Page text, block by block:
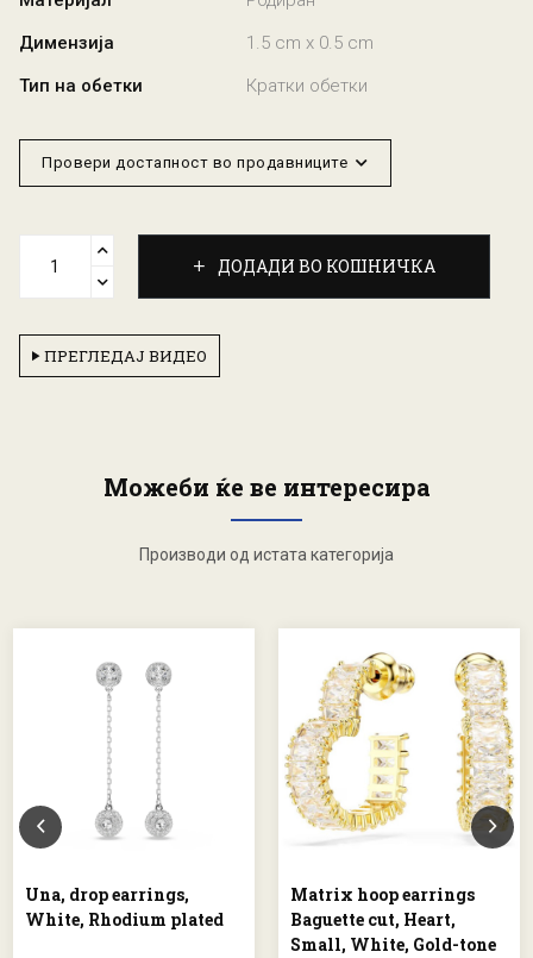
Димензија
1.5 cm x 0.5 cm
Тип на обетки
Кратки обетки
Провери достапност во продавниците
ДОДАДИ ВО КОШНИЧКА
ПРЕГЛЕДАЈ ВИДЕО
Можеби ќе ве интересира
Производи од истата категорија
Una, drop earrings,
White, Rhodium plated
Matrix hoop earrings
Baguette cut, Heart,
Small, White, Gold-tone